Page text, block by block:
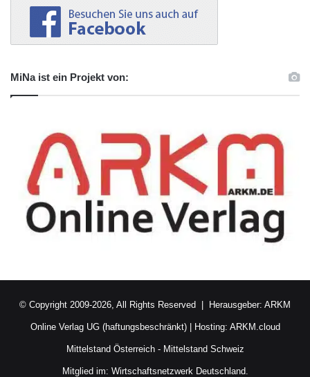
MiNa ist ein Projekt von:
© Copyright 2009-2026, All Rights Reserved | Herausgeber: ARKM
Online Verlag UG (haftungsbeschränkt)| Hosting: ARKM.cloud
Mittelstand Österreich- Mittelstand Schweiz
Mitglied im: Wirtschaftsnetzwerk Deutschland.